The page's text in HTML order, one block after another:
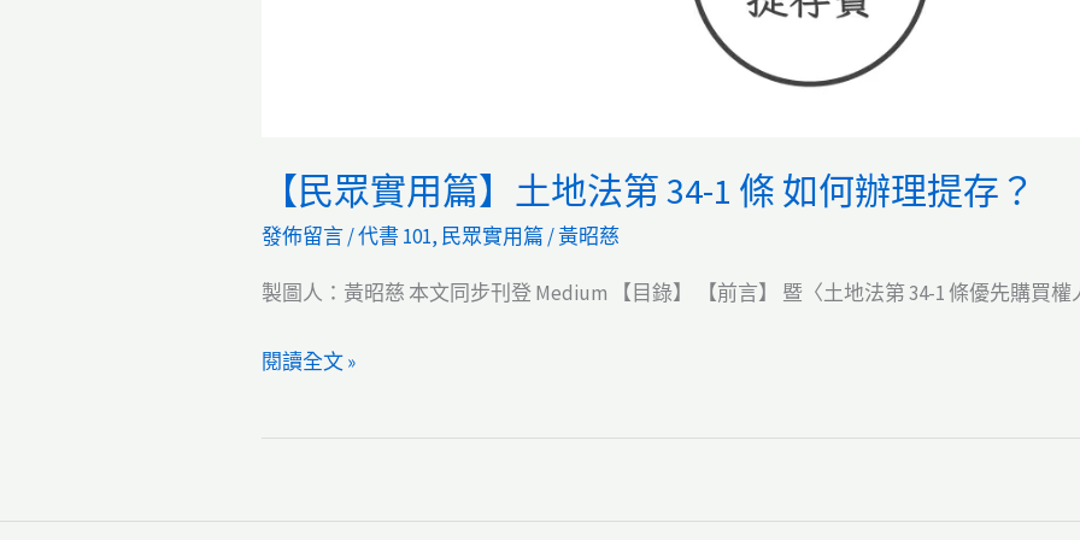
【民眾實用篇】土地法第 34-1 條 如何辦理提存？
發佈留言/代書 101, 民眾實用篇/黃昭慈
製圖人：黃昭慈 本文同步刊登 Medium 【目錄】 【前言】 暨〈土地法第 34-1 條優先購買
【民
實
閱讀全文 »